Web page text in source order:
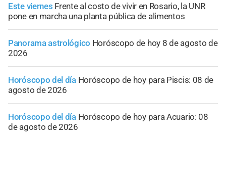
Este viernes Frente al costo de vivir en Rosario, la UNR
pone en marcha una planta pública de alimentos
Panorama astrológico Horóscopo de hoy 8 de agosto de
2026
Horóscopo del día Horóscopo de hoy para Piscis: 08 de
agosto de 2026
Horóscopo del día Horóscopo de hoy para Acuario: 08
de agosto de 2026